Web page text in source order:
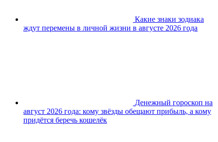
Какие знаки зодиака
ждут перемены в личной жизни в августе 2026 года
Денежный гороскоп на
август 2026 года: кому звёзды обещают прибыль, а кому
придётся беречь кошелёк